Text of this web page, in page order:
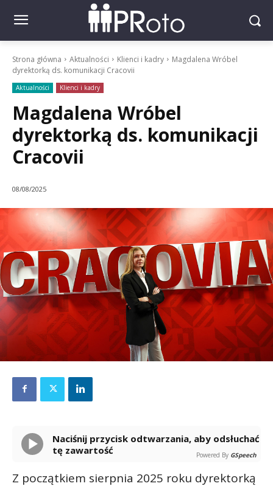
Strona główna Aktualności Klienci i kadry
Magdalena Wróbel
dyrektorką ds. komunikacji Cracovii
Aktualności Klienci i kadry
Magdalena Wróbel
dyrektorką ds. komunikacji
Cracovii
08/08/2025
Naciśnij przycisk odtwarzania, aby odsłuchać
tę zawartość
Powered By GSpeech
Z początkiem sierpnia 2025 roku dyrektorką